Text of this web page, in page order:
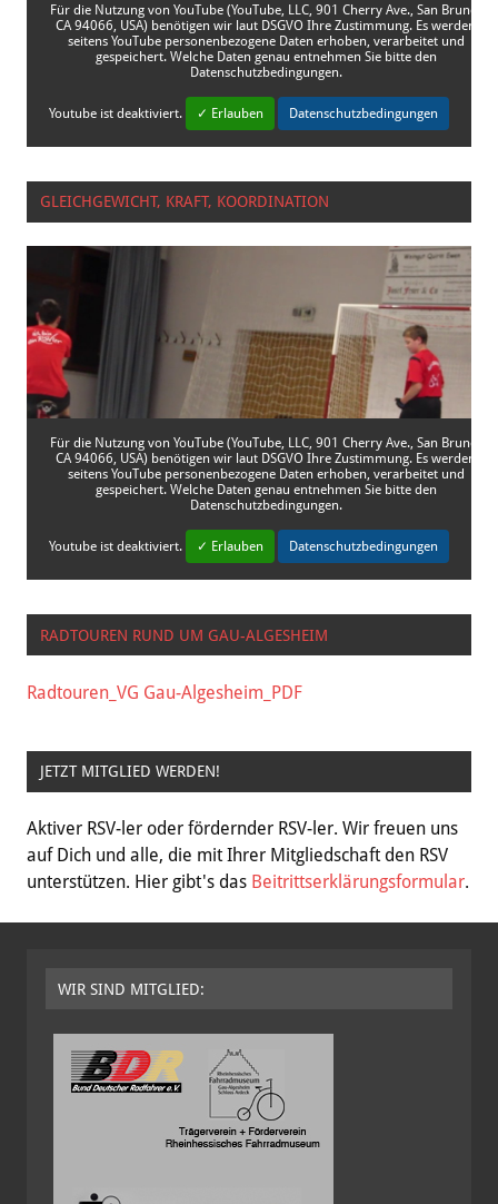
Für die Nutzung von YouTube (YouTube, LLC, 901 Cherry Ave., San Bruno,
CA 94066, USA) benötigen wir laut DSGVO Ihre Zustimmung. Es werden
seitens YouTube personenbezogene Daten erhoben, verarbeitet und
gespeichert. Welche Daten genau entnehmen Sie bitte den
Datenschutzbedingungen.
Youtube ist deaktiviert. ✓ Erlauben Datenschutzbedingungen
GLEICHGEWICHT, KRAFT, KOORDINATION
Für die Nutzung von YouTube (YouTube, LLC, 901 Cherry Ave., San Bruno,
CA 94066, USA) benötigen wir laut DSGVO Ihre Zustimmung. Es werden
seitens YouTube personenbezogene Daten erhoben, verarbeitet und
gespeichert. Welche Daten genau entnehmen Sie bitte den
Datenschutzbedingungen.
Youtube ist deaktiviert. ✓ Erlauben Datenschutzbedingungen
RADTOUREN RUND UM GAU-ALGESHEIM
Radtouren_VG Gau-Algesheim_PDF
JETZT MITGLIED WERDEN!
Aktiver RSV-ler oder fördernder RSV-ler. Wir freuen uns
auf Dich und alle, die mit Ihrer Mitgliedschaft den RSV
unterstützen. Hier gibt's das Beitrittserklärungsformular.
WIR SIND MITGLIED: